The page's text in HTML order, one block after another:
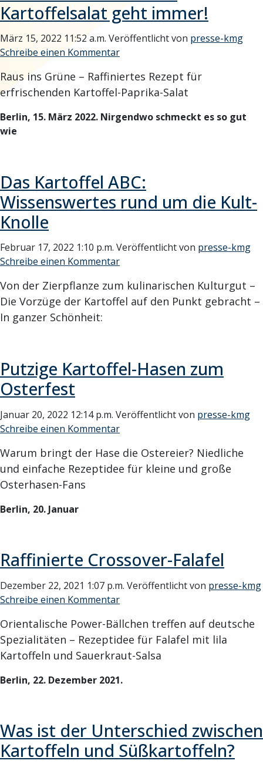
Kartoffelsalat geht immer!
März 15, 2022 11:52 a.m. Veröffentlicht von presse-kmg
Schreibe einen Kommentar
Raus ins Grüne – Raffiniertes Rezept für
erfrischenden Kartoffel-Paprika-Salat
Berlin, 15. März 2022. Nirgendwo schmeckt es so gut
wie
Das Kartoffel ABC:
Wissenswertes rund um die Kult-
Knolle
Februar 17, 2022 1:10 p.m. Veröffentlicht von presse-kmg
Schreibe einen Kommentar
Von der Zierpflanze zum kulinarischen Kulturgut –
Die Vorzüge der Kartoffel auf den Punkt gebracht –
In ganzer Schönheit:
Putzige Kartoffel-Hasen zum
Osterfest
Januar 20, 2022 12:14 p.m. Veröffentlicht von presse-kmg
Schreibe einen Kommentar
Warum bringt der Hase die Ostereier? Niedliche
und einfache Rezeptidee für kleine und große
Osterhasen-Fans
Berlin, 20. Januar
Raffinierte Crossover-Falafel
Dezember 22, 2021 1:07 p.m. Veröffentlicht von presse-kmg
Schreibe einen Kommentar
Orientalische Power-Bällchen treffen auf deutsche
Spezialitäten – Rezeptidee für Falafel mit lila
Kartoffeln und Sauerkraut-Salsa
Berlin, 22. Dezember 2021.
Was ist der Unterschied zwischen
Kartoffeln und Süßkartoffeln?